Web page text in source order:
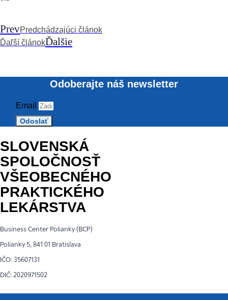
PrevPredchádzajúci článok
Ďaľší článokĎalšie
Odoberajte náš newsletter
Email
Odoslať
SLOVENSKÁ
SPOLOČNOSŤ
VŠEOBECNÉHO
PRAKTICKÉHO
LEKÁRSTVA
Business Center Polianky (BCP)
Polianky 5, 841 01 Bratislava
IČO: 35607131
DIČ: 2020971502